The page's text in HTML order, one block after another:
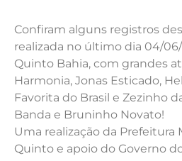
Confiram alguns registros
realizada no último dia 04/
Quinto Bahia, com grandes
Harmonia, Jonas Esticado,
Favorita do Brasil e Zezinho
Banda e Bruninho Novato!
Uma realização da Prefeitura
Quinto e apoio do Governo